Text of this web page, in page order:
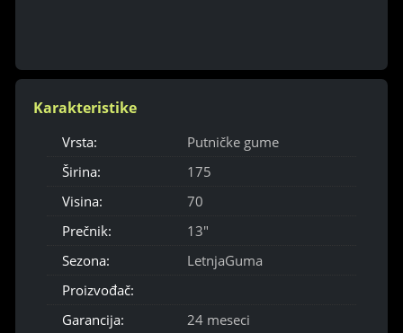
Karakteristike
Vrsta:
Putničke gume
Širina:
175
Visina:
70
Prečnik:
13"
Sezona:
LetnjaGuma
Proizvođač:
Garancija:
24 meseci